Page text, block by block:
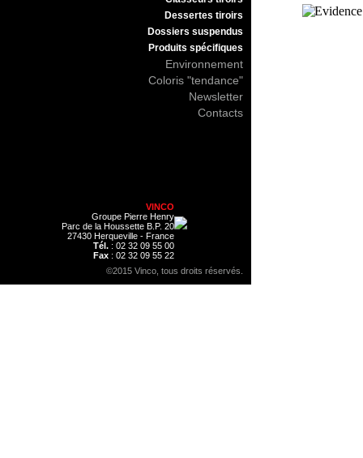
Dessertes tiroirs
Dossiers suspendus
Produits spécifiques
Environnement
Coloris "tendance"
Newsletter
Contacts
VINCO
Groupe Pierre Henry
Parc de la Houssette B.P. 20
27430 Herqueville - France
Tél. : 02 32 09 55 00
Fax : 02 32 09 55 22
©2015 Vinco, tous droits réservés.